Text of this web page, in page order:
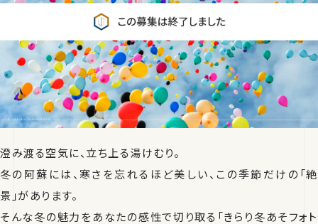
澄み渡る空気に、立ち上る湯けむり。
冬の阿蘇には、寒さを忘れるほど美しい、この季節だけの「絶
景」があります。
そんな冬の魅力をあなたの感性で切り取る「きらり冬あそフォト